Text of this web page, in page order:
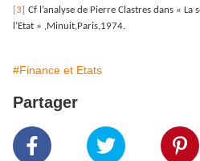
[3] Cf l’analyse de Pierre Clastres dans « La
l’Etat » ,Minuit,Paris,1974.
#Finance et Etats
Partager